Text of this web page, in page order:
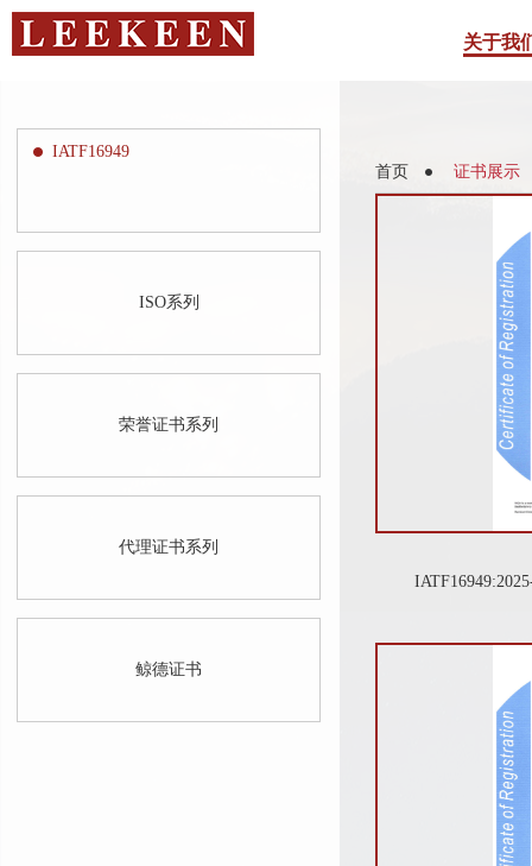
关于我
IATF16949
ISO系列
荣誉证书系列
代理证书系列
鲸德证书
首页 证书展示